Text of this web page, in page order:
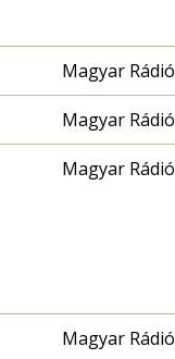
Magyar Rádió
Magyar Rádió
Magyar Rádió
Magyar Rádió